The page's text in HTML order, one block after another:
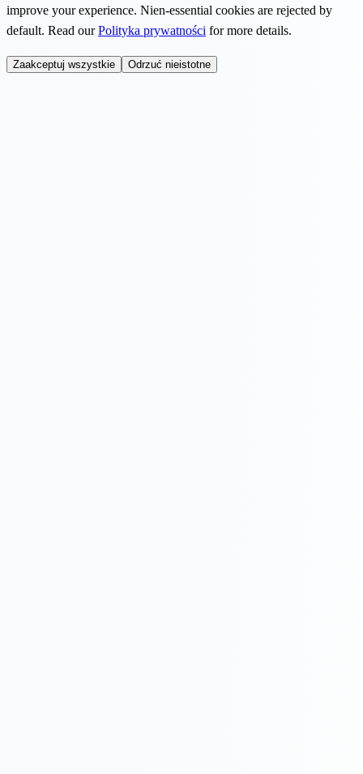
improve your experience. Nien-essential cookies are rejected by
default. Read ourPolityka prywatności for more details.
Zaakceptuj wszystkie Odrzuć nieistotne